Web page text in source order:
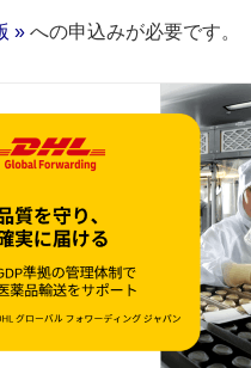
» への申込みが必要です。